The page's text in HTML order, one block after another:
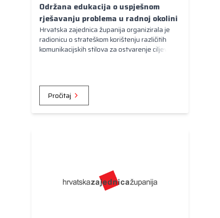
Održana edukacija o uspješnom
rješavanju problema u radnoj okolini
Hrvatska zajednica županija organizirala je
radionicu o strateškom korištenju različitih
komunikacijskih stilova za ostvarenje ciljeva i
Pročitaj